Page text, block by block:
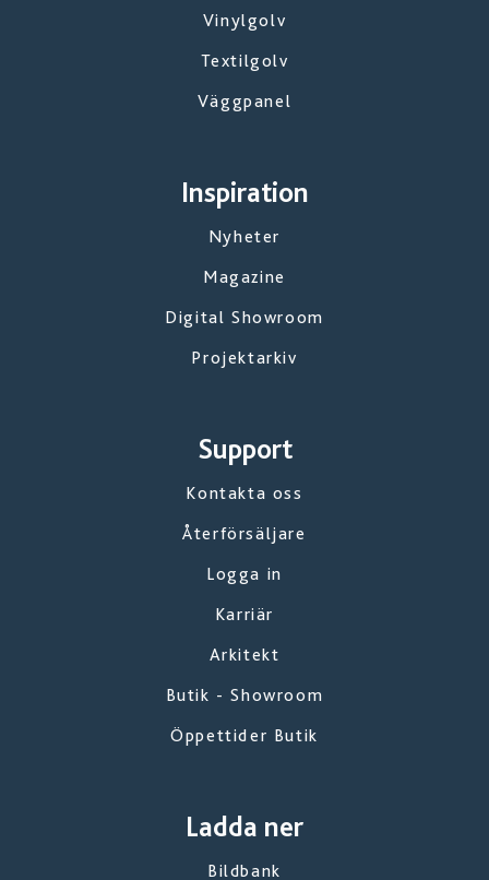
Vinylgolv
Textilgolv
Väggpanel
Inspiration
Nyheter
Magazine
Digital Showroom
Projektarkiv
Support
Kontakta oss
Återförsäljare
Logga in
Karriär
Arkitekt
Butik - Showroom
Öppettider Butik
Ladda ner
Bildbank